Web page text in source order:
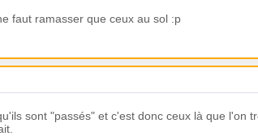
faut ramasser que ceux au sol :p
sont "passés" et c'est donc ceux là que l'on